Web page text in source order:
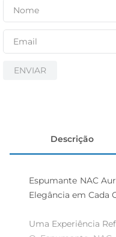
ENVIAR
Descrição
Espumante NAC
Elegância em Cada
Uma Experiência
cerveja